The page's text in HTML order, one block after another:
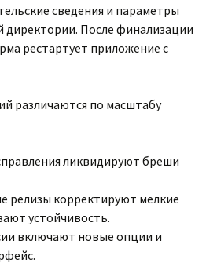
сведения и параметры
директории. После финализации
рестартует приложение с
различаются по масштабу
ликвидируют бреши
релизы корректируют мелкие
устойчивость.
включают новые опции и